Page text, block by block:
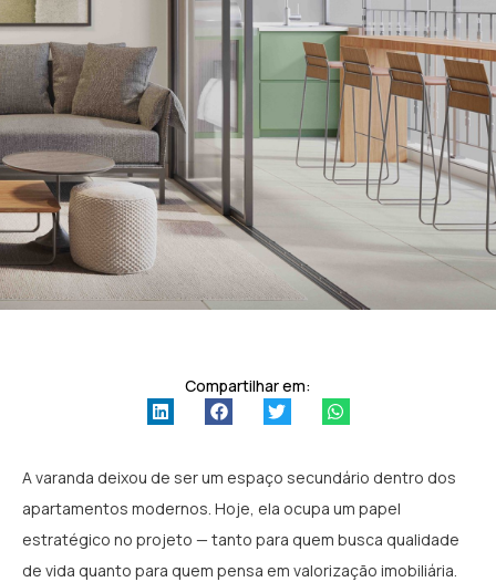
Compartilhar em:
A varanda deixou de ser um espaço secundário dentro dos
apartamentos modernos. Hoje, ela ocupa um papel
estratégico no projeto — tanto para quem busca qualidade
de vida quanto para quem pensa em valorização imobiliária.